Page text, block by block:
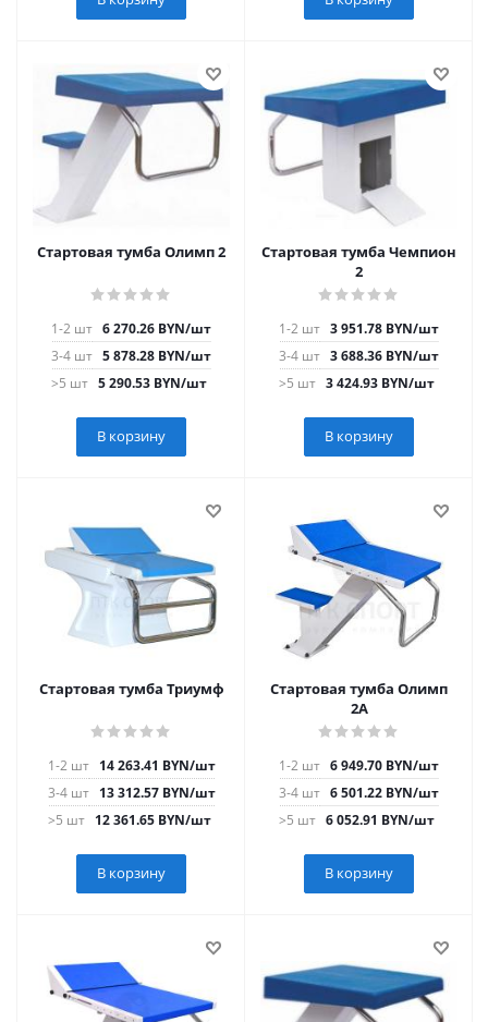
Стартовая тумба Олимп 2
1-2 шт 6 270.26 BYN/шт
3-4 шт 5 878.28 BYN/шт
>5 шт 5 290.53 BYN/шт
В корзину
Стартовая тумба Чемпион
2
1-2 шт 3 951.78 BYN/шт
3-4 шт 3 688.36 BYN/шт
>5 шт 3 424.93 BYN/шт
В корзину
Стартовая тумба Триумф
1-2 шт 14 263.41 BYN/шт
3-4 шт
13 312.57BYN/шт
>5 шт
12 361.65BYN/шт
В корзину
Стартовая тумба Олимп
2А
1-2 шт 6 949.70 BYN/шт
3-4 шт 6 501.22 BYN/шт
>5 шт 6 052.91 BYN/шт
В корзину